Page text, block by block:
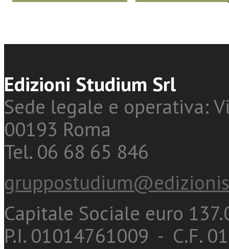
Edizioni Studium Srl
Sede legale e operativa:
00193 Roma
Tel. 06 68 65 846
Capitale Sociale euro
P.I. 01014761009 - C.F.